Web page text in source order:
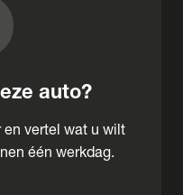
auto?
vertel wat u wilt
één werkdag.